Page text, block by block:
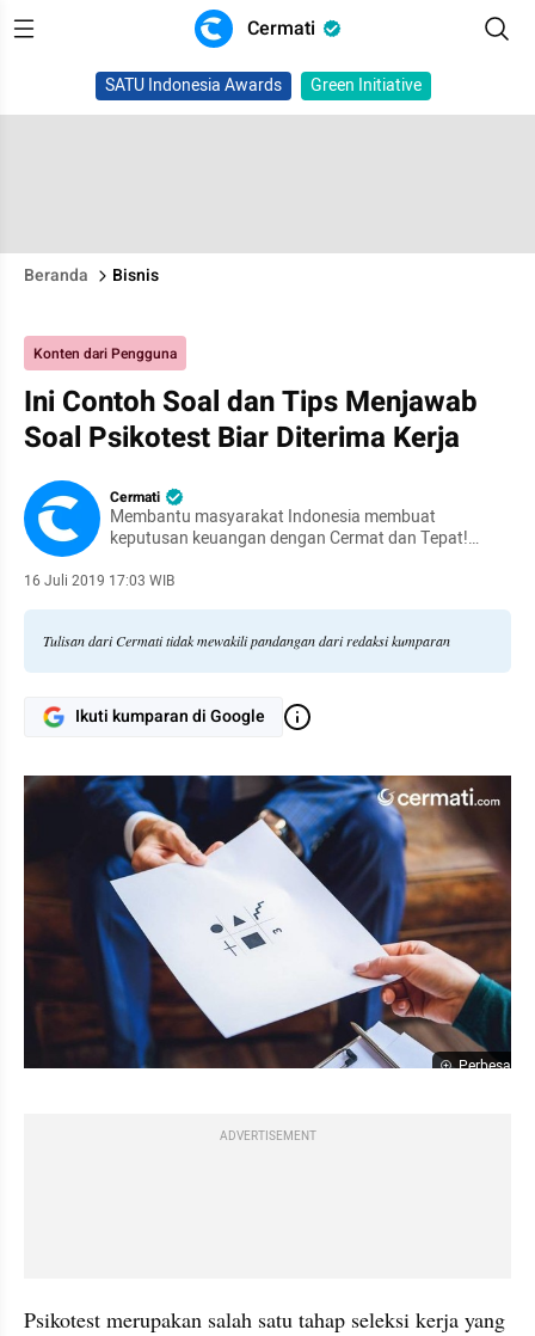
Cermati
SATU Indonesia Awards Green Initiative
Beranda Bisnis
Konten dari Pengguna
Ini Contoh Soal dan Tips Menjawab
Soal Psikotest Biar Diterima Kerja
Cermati
Membantu masyarakat Indonesia membuat
keputusan keuangan dengan Cermat dan Tepat!
Cermati.com.
16 Juli 2019 17:03 WIB
Tulisan dari Cermati tidak mewakili pandangan dari redaksi kumparan
Ikuti kumparan di Google
Perbesar
ADVERTISEMENT
Psikotest merupakan salah satu tahap seleksi kerja yang